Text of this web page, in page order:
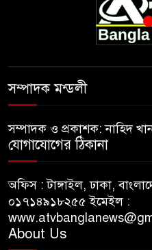
সম্পাদক মন্ডলী
সম্পাদক ও প্রকাশক: নাহিদ
যোগাযোগের ঠিকানা
অফিস : টাঙ্গাইল, ঢাকা,
০১৭১৪৯১৮২৫৫ ইমেইল :
About Us